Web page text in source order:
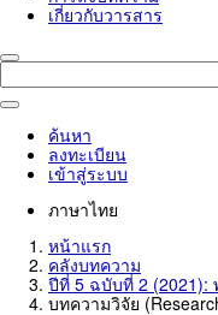
เกี่ยวกับวารสาร
ค้นหา
ลงทะเบียน
เข้าสู่ระบบ
ภาษาไทย
หน้าแรก
คลังบทความ
ปีที่ 5 ฉบับที่ 2 (2021):
บทความวิจัย